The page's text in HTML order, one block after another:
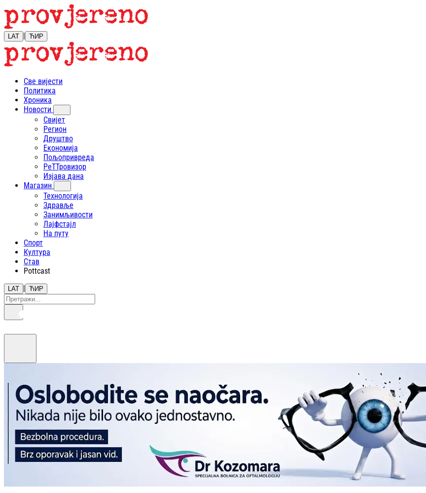
LAT | ЋИР
Све вијести
Политика
Хроника
Новости
Свијет
Регион
Друштво
Економија
Пољопривреда
РеТТровизор
Изјава дана
Магазин
Технологија
Здравље
Занимљивости
Лајфстajл
На путу
Спорт
Култура
Став
Pottcast
LAT | ЋИР